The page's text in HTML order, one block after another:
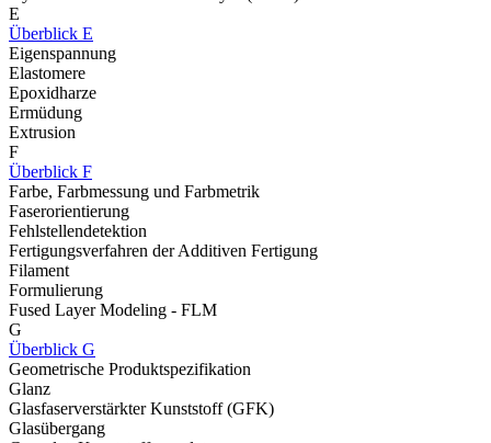
E
Überblick E
Eigenspannung
Elastomere
Epoxidharze
Ermüdung
Extrusion
F
Überblick F
Farbe, Farbmessung und Farbmetrik
Faserorientierung
Fehlstellendetektion
Fertigungsverfahren der Additiven Fertigung
Filament
Formulierung
Fused Layer Modeling - FLM
G
Überblick G
Geometrische Produktspezifikation
Glanz
Glasfaserverstärkter Kunststoff (GFK)
Glasübergang